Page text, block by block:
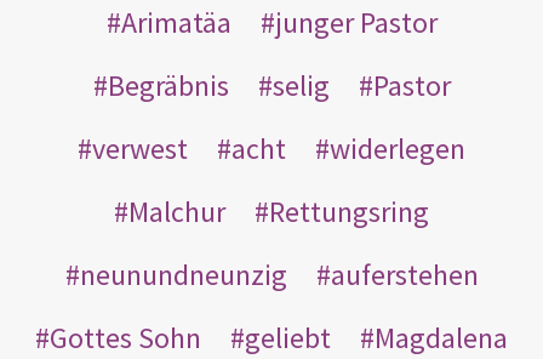
Arimatäa
junger Pastor
Begräbnis
selig
Pastor
verwest
acht
widerlegen
Malchur
Rettungsring
neunundneunzig
auferstehen
Gottes Sohn
geliebt
Magdalena